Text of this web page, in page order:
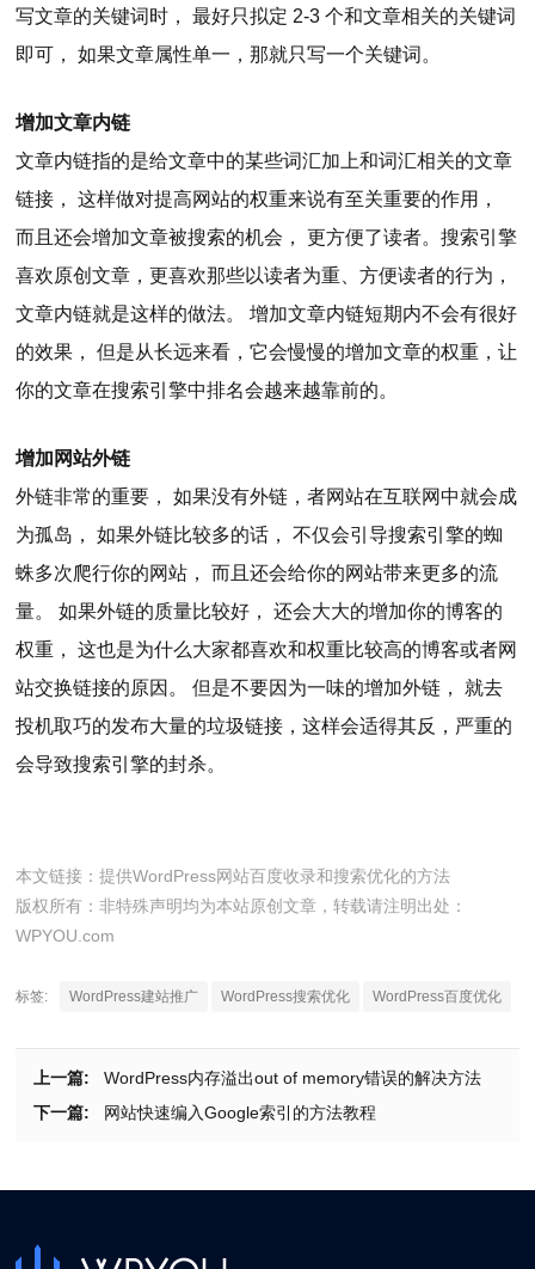
写文章的关键词时， 最好只拟定 2-3 个和文章相关的关键词
即可， 如果文章属性单一，那就只写一个关键词。
增加文章内链
文章内链指的是给文章中的某些词汇加上和词汇相关的文章
链接， 这样做对提高网站的权重来说有至关重要的作用，
而且还会增加文章被搜索的机会， 更方便了读者。搜索引擎
喜欢原创文章，更喜欢那些以读者为重、方便读者的行为，
文章内链就是这样的做法。 增加文章内链短期内不会有很好
的效果， 但是从长远来看，它会慢慢的增加文章的权重，让
你的文章在搜索引擎中排名会越来越靠前的。
增加网站外链
外链非常的重要， 如果没有外链，者网站在互联网中就会成
为孤岛， 如果外链比较多的话， 不仅会引导搜索引擎的蜘
蛛多次爬行你的网站， 而且还会给你的网站带来更多的流
量。 如果外链的质量比较好， 还会大大的增加你的博客的
权重， 这也是为什么大家都喜欢和权重比较高的博客或者网
站交换链接的原因。 但是不要因为一味的增加外链， 就去
投机取巧的发布大量的垃圾链接，这样会适得其反，严重的
会导致搜索引擎的封杀。
本文链接：提供WordPress网站百度收录和搜索优化的方法
版权所有：非特殊声明均为本站原创文章，转载请注明出处：
WPYOU.com
标签: WordPress建站推广 WordPress搜索优化 WordPress百度优化
上一篇:
WordPress内存溢出out of memory错误的解决方法
下一篇:
网站快速编入Google索引的方法教程